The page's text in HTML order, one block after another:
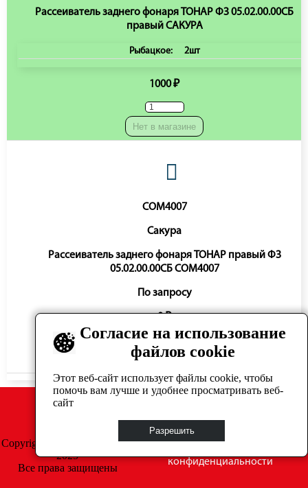
Рассеиватель заднего фонаря ТОНАР ФЗ 05.02.00.00СБ
правый САКУРА
Рыбацкое: 2шт
1000 ₽
Нет в магазине
COM4007
Сакура
Рассеиватель заднего фонаря ТОНАР правый ФЗ
05.02.00.00СБ COM4007
По запросу
0 ₽
Нет в наличии
Согласие на использование
файлов cookie
Этот веб-сайт использует файлы cookie, чтобы
помочь вам лучше и удобнее просматривать веб-
сайт
Разрешить
Copyright © GrosAuto 2019 -
2025
Все права защищены
конфиденциальности